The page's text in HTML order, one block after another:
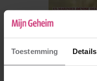
Toestemming Details